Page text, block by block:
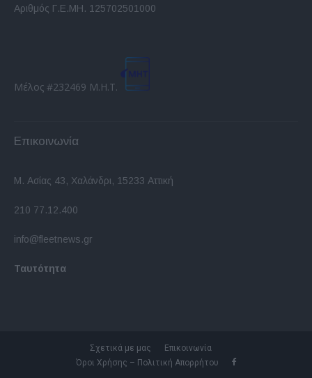
Αριθμός Γ.Ε.ΜΗ. 125702501000
Μέλος #232469 Μ.Η.Τ.
Επικοινωνία
Μ. Ασίας 43, Χαλάνδρι, 15233 Αττική
210 77.12.400
info@fleetnews.gr
Ταυτότητα
Σχετικά με μας
Επικοινωνία
Όροι Χρήσης – Πολιτική Απορρήτου